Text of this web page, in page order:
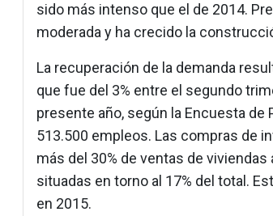
sido más intenso que el de 2014.
moderada y ha crecido la
La recuperación de la demanda
que fue del 3% entre el segundo
presente año, según la Encuesta de
513.500 empleos. Las compras de
más del 30% de ventas de
situadas en torno al 17% del total.
en 2015.